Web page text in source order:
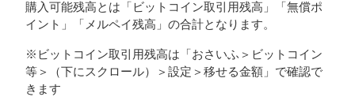
購入可能残高とは「ビットコイン取引用残高」「無償ポ
イント」「メルペイ残高」の合計となります。
※ビットコイン取引用残高は「おさいふ＞ビットコイン
等＞（下にスクロール）＞設定＞移せる金額」で確認で
きます